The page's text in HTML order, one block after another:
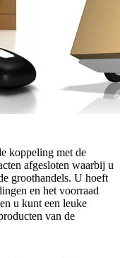
koppeling met de
afgesloten waarbij u
groothandels. U hoeft
en het voorraad
u kunt een leuke
van de